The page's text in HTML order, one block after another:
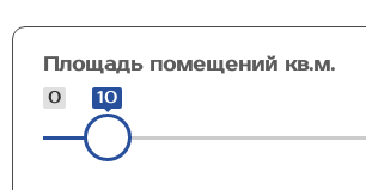
Площадь помещений кв.м.
0 10